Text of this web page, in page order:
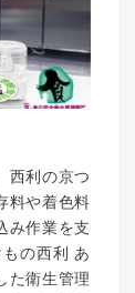
西利の京つ
料や着色料
み作業を支
の西利 あ
た衛生管理